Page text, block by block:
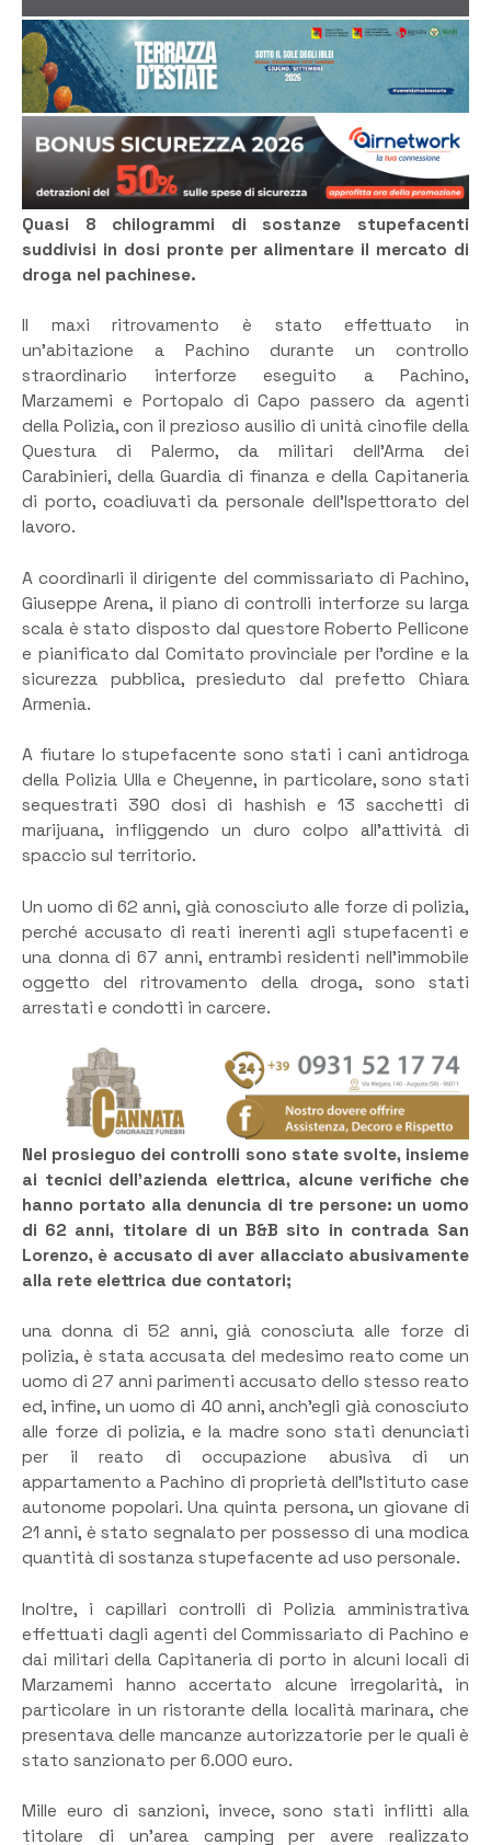
Quasi 8 chilogrammi di sostanze stupefacenti
suddivisi in dosi pronte per alimentare il mercato di
droga nel pachinese.
Il maxi ritrovamento è stato effettuato in
un’abitazione a Pachino durante un controllo
straordinario interforze eseguito a Pachino,
Marzamemi e Portopalo di Capo passero da agenti
della Polizia, con il prezioso ausilio di unità cinofile della
Questura di Palermo, da militari dell’Arma dei
Carabinieri, della Guardia di finanza e della Capitaneria
di porto, coadiuvati da personale dell’Ispettorato del
lavoro.
A coordinarli il dirigente del commissariato di Pachino,
Giuseppe Arena, il piano di controlli interforze su larga
scala è stato disposto dal questore Roberto Pellicone
e pianificato dal Comitato provinciale per l’ordine e la
sicurezza pubblica, presieduto dal prefetto Chiara
Armenia.
A fiutare lo stupefacente sono stati i cani antidroga
della Polizia Ulla e Cheyenne, in particolare, sono stati
sequestrati 390 dosi di hashish e 13 sacchetti di
marijuana, infliggendo un duro colpo all’attività di
spaccio sul territorio.
Un uomo di 62 anni, già conosciuto alle forze di polizia,
perché accusato di reati inerenti agli stupefacenti e
una donna di 67 anni, entrambi residenti nell’immobile
oggetto del ritrovamento della droga, sono stati
arrestati e condotti in carcere.
Nel prosieguo dei controlli sono state svolte, insieme
ai tecnici dell’azienda elettrica, alcune verifiche che
hanno portato alla denuncia di tre persone: un uomo
di 62 anni, titolare di un B&B sito in contrada San
Lorenzo, è accusato di aver allacciato abusivamente
alla rete elettrica due contatori;
una donna di 52 anni, già conosciuta alle forze di
polizia, è stata accusata del medesimo reato come un
uomo di 27 anni parimenti accusato dello stesso reato
ed, infine, un uomo di 40 anni, anch’egli già conosciuto
alle forze di polizia, e la madre sono stati denunciati
per il reato di occupazione abusiva di un
appartamento a Pachino di proprietà dell’Istituto case
autonome popolari. Una quinta persona, un giovane di
21 anni, è stato segnalato per possesso di una modica
quantità di sostanza stupefacente ad uso personale.
Inoltre, i capillari controlli di Polizia amministrativa
effettuati dagli agenti del Commissariato di Pachino e
dai militari della Capitaneria di porto in alcuni locali di
Marzamemi hanno accertato alcune irregolarità, in
particolare in un ristorante della località marinara, che
presentava delle mancanze autorizzatorie per le quali è
stato sanzionato per 6.000 euro.
Mille euro di sanzioni, invece, sono stati inflitti alla
titolare di un’area camping per avere realizzato